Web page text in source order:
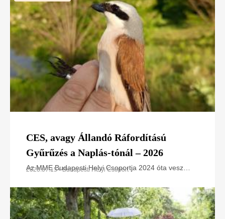
CES, avagy Állandó Ráfordítású
Gyűrűzés a Naplás-tónál – 2026
Az MME Budapesti Helyi Csoportja 2024 óta vesz
Constant Effort Sites) programban a Naplás-tó
területén
2026.07.15 • Budapesti Helyi Csoport